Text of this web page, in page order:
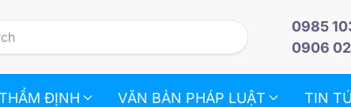
0985
0906
ĐỊNH VĂN BẢN PHÁP LUẬT TIN